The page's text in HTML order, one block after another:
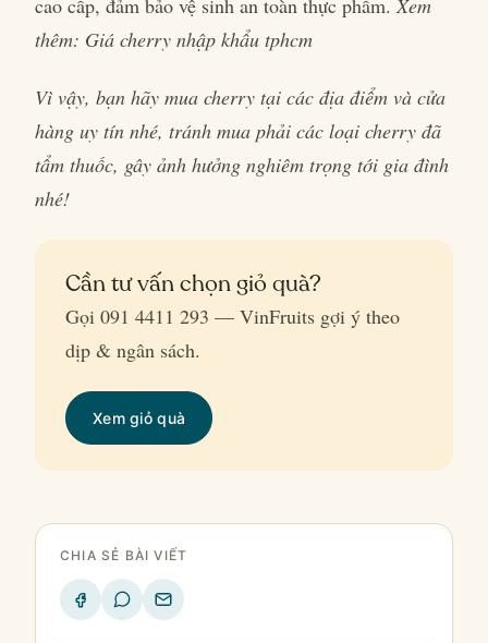
cao cấp, đảm bảo vệ sinh an toàn thực phẩm.Xem
thêm: Giá cherry nhập khẩu tphcm
Vì vậy, bạn hãy mua cherry tại các địa điểm và cửa
hàng uy tín nhé, tránh mua phải các loại cherry đã
tẩm thuốc, gây ảnh hưởng nghiêm trọng tới gia đình
nhé!
Cần tư vấn chọn giỏ quà?
Gọi 091 4411 293 — VinFruits gợi ý theo
dịp & ngân sách.
Xem giỏ quà
CHIA SẺ BÀI VIẾT